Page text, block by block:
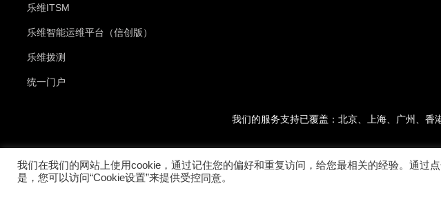
乐维ITSM
乐维智能运维平台（信创版）
乐维拨测
统一门户
我们的服务支持已覆盖：北京、上海、广州、
我们在我们的网站上使用cookie，通过记住您的偏好和重复访问，给您最相关的经验。通过
是，您可以访问“Cookie设置”来提供受控同意。